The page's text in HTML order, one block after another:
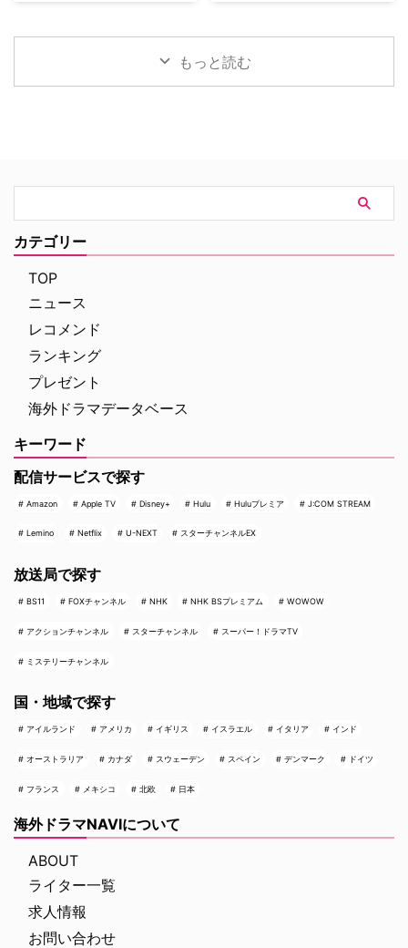
ー＝スパイダーマンの新たなる物
語、『スパイダーマン：ブラン
ド・ニュー・デイ』が大ヒット …
トム・ウルフのベストセラー小説
く。人種間の対立を煽って全国的
な名声を得た …
中＆放送予定の海外ドラマ 海外
へのカルテ』 NHK BSプレミアム
4K｜毎週（木） 17：00～ イタ
ーロ ほか ≫≫『DOC（ドッ
すへのカルテ』 総合｜毎週
もっと読む
カテゴリー
TOP
ニュース
レコメンド
ランキング
プレゼント
海外ドラマデータベース
キーワード
配信サービスで探す
Amazon Apple TV Disney+ Hulu Huluプレミア J:COM STREAM
Lemino Netflix U-NEXT スターチャンネルEX
放送局で探す
BS11 FOXチャンネル NHK NHK BSプレミアム WOWOW
アクションチャンネル スターチャンネル スーパー！ドラマTV
ミステリーチャンネル
国・地域で探す
アイルランド アメリカ イギリス イスラエル イタリア インド
オーストラリア カナダ スウェーデン スペイン デンマーク ドイツ
フランス メキシコ 北欧 日本
海外ドラマNAVIについて
ABOUT
ライター一覧
求人情報
お問い合わせ